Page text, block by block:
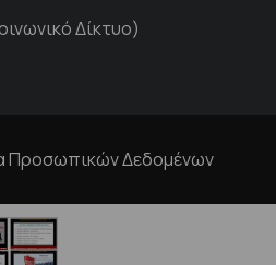
Δίκτυο)
Προσωπικών Δεδομένων